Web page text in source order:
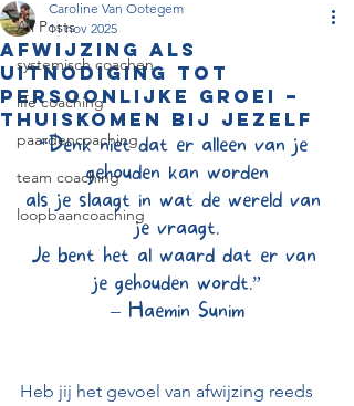
All Posts
systemisch coachen
life coaching
paardencoaching
team coaching
loopbaancoaching
Afwijzing als
uitnodiging tot
persoonlijke groei –
thuiskomen bij jezelf
Caroline Van Ootegem
11 nov 2025
“Denk niet dat er alleen van je
gehouden kan worden
als je slaagt in wat de wereld van
je vraagt.
Je bent het al waard dat er van
je gehouden wordt.”
– Haemin Sunim
Heb jij het gevoel van afwijzing reeds